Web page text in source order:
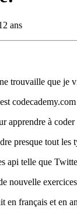
ans
trouvaille que je
codecademy.com
apprendre à coder
presque tout les
api telle que
nouvelle
en français et en